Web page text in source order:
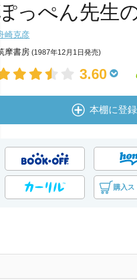
っぺん先生
崎克彦
摩書房 (1987年12月1日発売)
3.60
本棚に登録
購入ス